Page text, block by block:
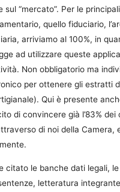
sul “mercato”. Per le
quello fiduciario,
arriviamo al 100%, in
ad utilizzare queste
Non obbligatorio ma
per ottenere gli estratti
Qui è presente
di convincere già l’83% dei
di noi della Camera,
citato le banche dati legali,
letteratura